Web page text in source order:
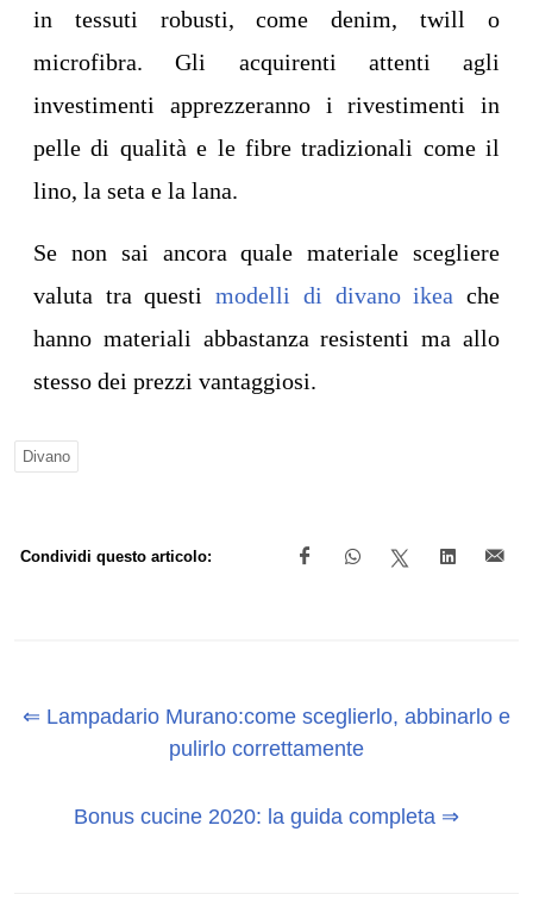
in tessuti robusti, come denim, twill o
microfibra. Gli acquirenti attenti agli
investimenti apprezzeranno i rivestimenti in
pelle di qualità e le fibre tradizionali come il
lino, la seta e la lana.
Se non sai ancora quale materiale scegliere
valuta tra questimodelli di divano ikea che
hanno materiali abbastanza resistenti ma allo
stesso dei prezzi vantaggiosi.
Divano
Condividi questo articolo:
⇐ Lampadario Murano:come sceglierlo, abbinarlo e
pulirlo correttamente
Bonus cucine 2020: la guida completa ⇒